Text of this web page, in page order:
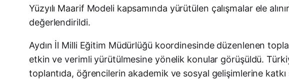
Yüzyılı Maarif Modeli kapsamında yürütülen çalışmalar ele
değerlendirildi.
Aydın İl Milli Eğitim Müdürlüğü koordinesinde düzenlenen
etkin ve verimli yürütülmesine yönelik konular görüşüldü.
toplantıda, öğrencilerin akademik ve sosyal gelişimlerine